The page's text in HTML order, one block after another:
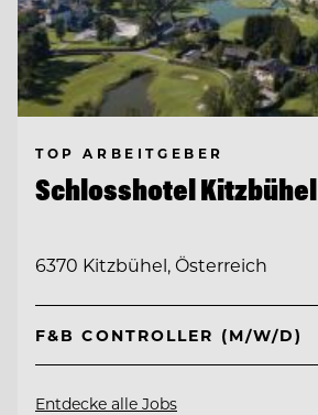
TOP ARBEITGEBER
Schlosshotel Kitzbühel
6370 Kitzbühel, Österreich
F&B CONTROLLER (M/W/D)
Entdecke alle Jobs